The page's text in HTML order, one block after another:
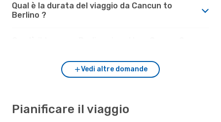
Qual è la durata del viaggio da Cancun to
Berlino ?
Vedi altre domande
Pianificare il viaggio